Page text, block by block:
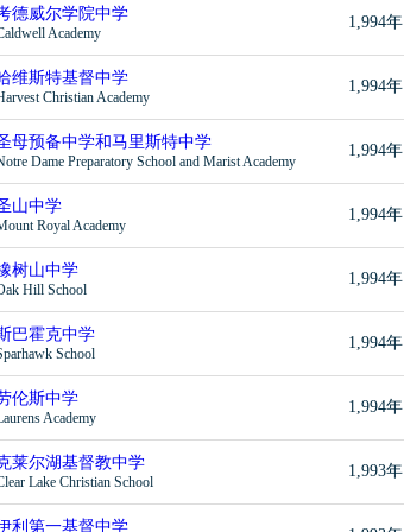
德威尔学院中学
Academy
1,994年
维斯特基督中学
Christian Academy
1,994年
母预备中学和马里斯特中学
Dame Preparatory School and Marist Academy
1,994年
山中学
Royal Academy
1,994年
树山中学
Hill School
1,994年
巴霍克中学
School
1,994年
伦斯中学
Academy
1,994年
莱尔湖基督教中学
Lake Christian School
1,993年
利第一基督中学